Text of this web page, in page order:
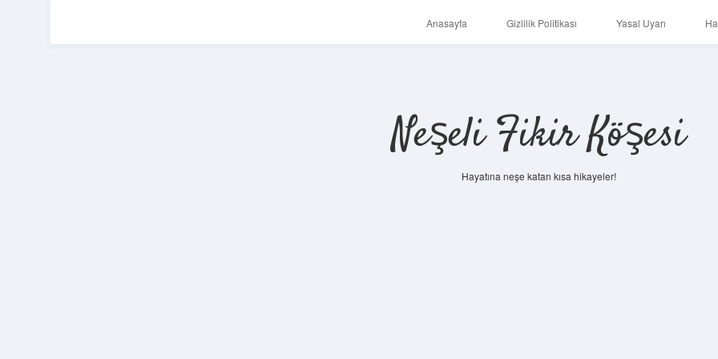
Anasayfa Gizlilik Politikası Yasal Uyarı
Neşeli Fikir Köşesi
Hayatına neşe katan kısa hikayeler!